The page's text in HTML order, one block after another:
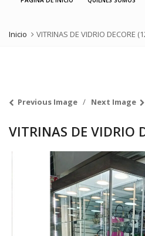
Inicio VITRINAS DE VIDRIO DECORE
Previous Image Next Image
VITRINAS DE VIDRIO